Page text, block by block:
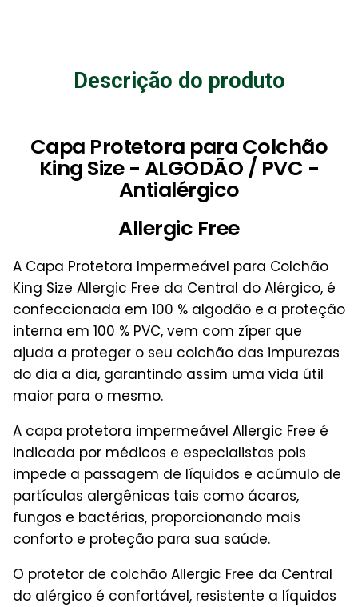
Descrição do produto
Capa Protetora para Colchão
King Size - ALGODÃO / PVC -
Antialérgico
Allergic Free
A Capa Protetora Impermeável para Colchão
King Size Allergic Free da Central do Alérgico, é
confeccionada em 100 % algodão e a proteção
interna em 100 % PVC, vem com zíper que
ajuda a proteger o seu colchão das impurezas
do dia a dia, garantindo assim uma vida útil
maior para o mesmo.
A capa protetora impermeável Allergic Free é
indicada por médicos e especialistas pois
impede a passagem de líquidos e acúmulo de
partículas alergênicas tais como ácaros,
fungos e bactérias, proporcionando mais
conforto e proteção para sua saúde.
O protetor de colchão Allergic Free da Central
do alérgico é confortável, resistente a líquidos